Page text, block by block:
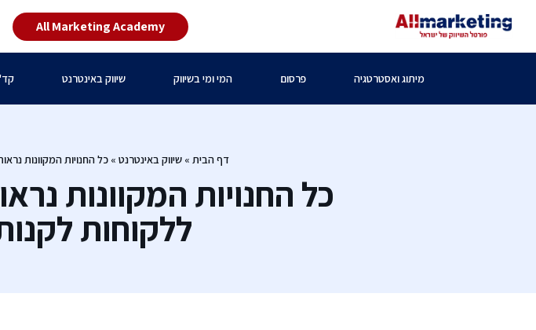
All Marketing Academy
מיתוג ואסטרטגיה פרסום המי ומי בשיווק שיווק באינטרנט
דף הבית » שיווק באינטרנט » כל החנויות המקוונות
כל החנויות המקוונות
ללקוחות